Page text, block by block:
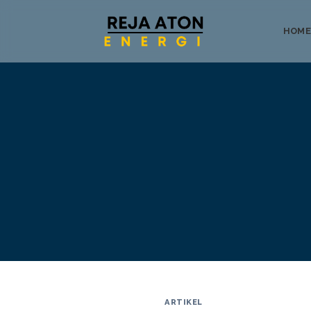
HOME
ARTIKEL